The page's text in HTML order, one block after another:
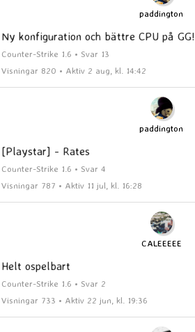
paddington
Ny konfiguration och bättre CPU på GG!
Counter-Strike 1.6 • Svar 13
Visningar 820 • Aktiv 2 aug, kl. 14:42
paddington
[Playstar] - Rates
Counter-Strike 1.6 • Svar 4
Visningar 787 • Aktiv 11 jul, kl. 16:28
CALEEEEE
Helt ospelbart
Counter-Strike 1.6 • Svar 2
Visningar 733 • Aktiv 22 jun, kl. 19:36